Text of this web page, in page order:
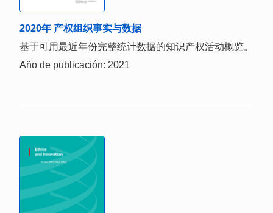
2020年 产权组织事实与数据
基于可用最近年份完整统计数据的知识产权活动概览。
Año de publicación: 2021